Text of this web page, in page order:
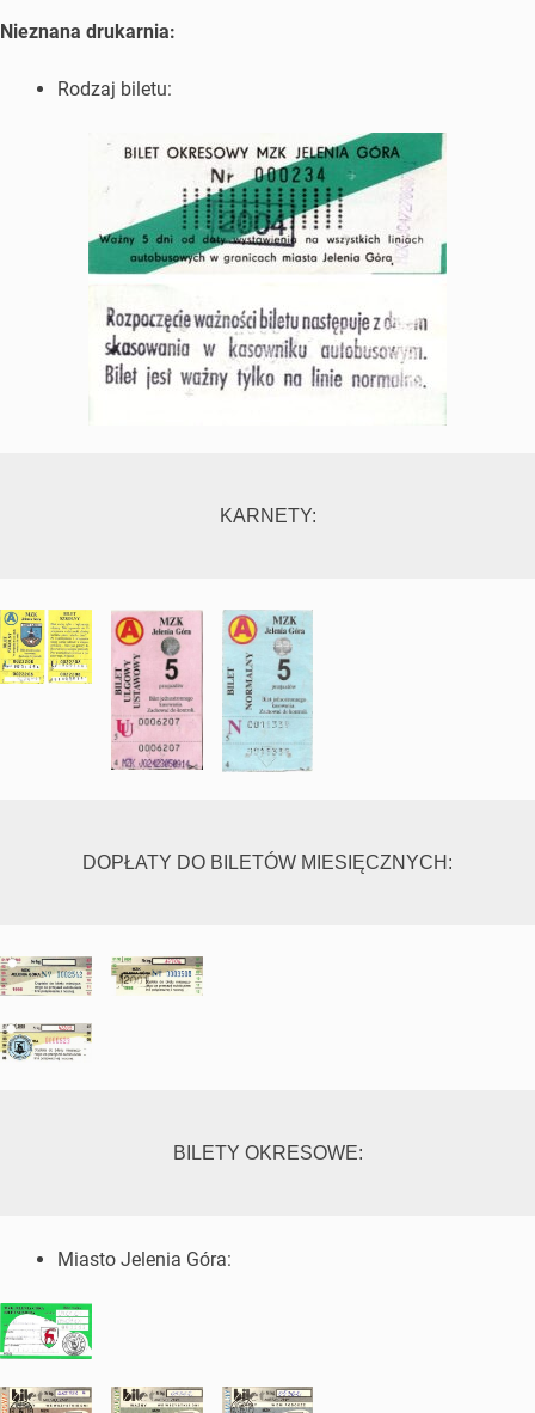
Nieznana drukarnia:
Rodzaj biletu:
KARNETY:
DOPŁATY DO BILETÓW MIESIĘCZNYCH:
BILETY OKRESOWE:
Miasto Jelenia Góra: